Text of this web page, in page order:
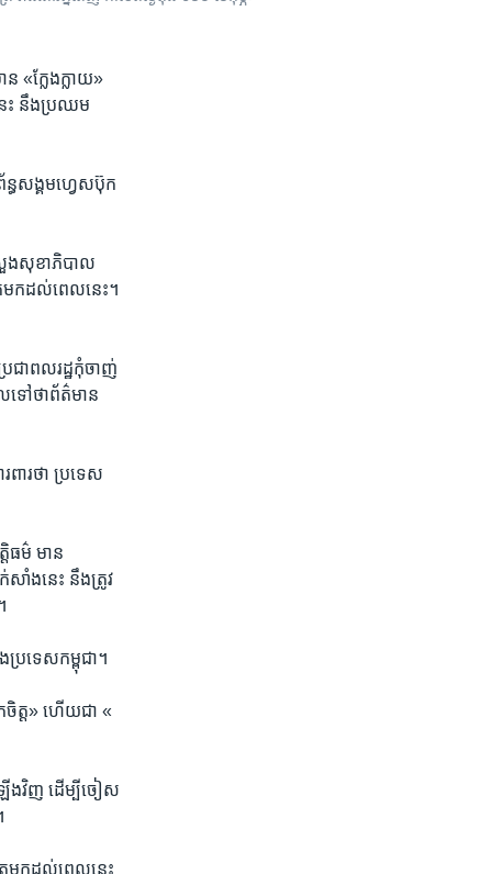
​«ក្លែង​ក្លាយ»
ះ ​នឹង​ប្រឈម​
ន្ធ​សង្គម​ហ្វេសប៊ុក
សួង​សុខាភិបាល​
មក​ដល់​ពេល​នេះ។
ជាពលរដ្ឋ​កុំ​ចាញ់​
ៅថា​ព័ត៌មាន​
ារ​ថា​ ប្រទេស​
ធម៌​ មាន​
សាំង​នេះ នឹង​ត្រូវ​
រទេស​កម្ពុជា។
ចិត្ត» ហើយ​ជា​ «​
ើង​វិញ ដើម្បី​ចៀស​
មក​ដល់​ពេល​នេះ